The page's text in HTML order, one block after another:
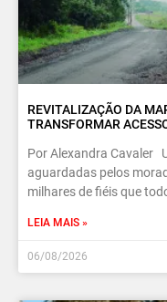
REVITALIZAÇÃO DA
TRANSFORMAR
Por Alexandra Cavaler
aguardadas pelos
milhares de fiéis que
LEIA MAIS »
06/08/2026